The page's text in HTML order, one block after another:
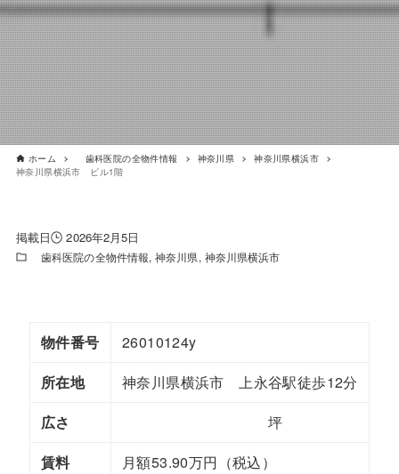
ホーム 歯科医院の全物件情報 神奈川県
神奈川県横浜市
神奈川県横浜市 ビル1階
2026年2月5日
歯科医院の全物件情報 神奈川県 神奈川県横浜市
物件番号
26010124y
所在地
神奈川県横浜市 上永谷駅徒歩12分
広さ
坪
賃料
月額53.90万円（税込）